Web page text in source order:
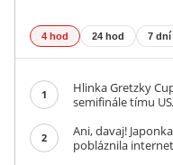
4 hod 24 hod 7 dní
1
Hlinka Gretzky
semifinále tímu
2
Ani, davaj!
pobláznila